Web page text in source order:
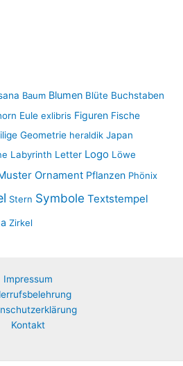
Baum Blumen Blüte Buchstaben
Eule exlibris Figuren Fische
Geometrie heraldik Japan
Labyrinth Letter Logo Löwe
Ornament Pflanzen Phönix
Stern Symbole Textstempel
Zirkel
Impressum
Kontakt